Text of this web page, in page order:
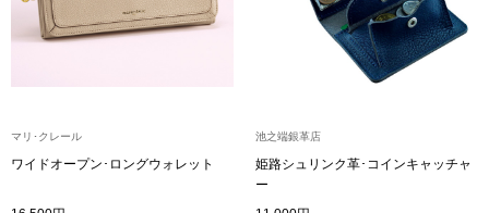
ボトムス
パンツ／スラ
マリ･クレール
ワイドオープン･ロングウォレット
池之端銀革店
姫路シュリンク革･コインキャッチャ
ー